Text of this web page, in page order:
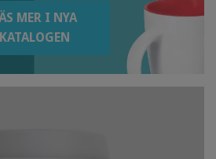
MER I NYA
KATALOGEN